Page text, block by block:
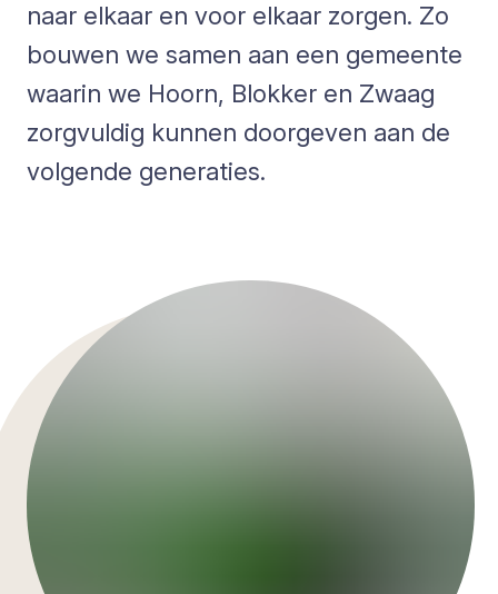
naar elkaar en voor elkaar zorgen. Zo
bouwen we samen aan een gemeente
waarin we Hoorn, Blokker en Zwaag
zorgvuldig kunnen doorgeven aan de
volgende generaties.